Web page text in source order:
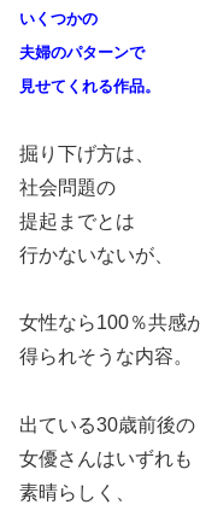
いくつかの
夫婦のパターンで
見せてくれる作品。
掘り下げ方は、
社会問題の
提起までとは
行かないないが、
女性なら100％共感
得られそうな内容。
出ている30歳前後の
女優さんはいずれも
素晴らしく、